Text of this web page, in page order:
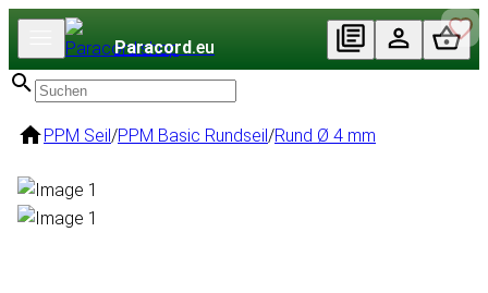
Paracord.eu
PPM Seil/PPM Basic Rundseil/Rund Ø 4 mm